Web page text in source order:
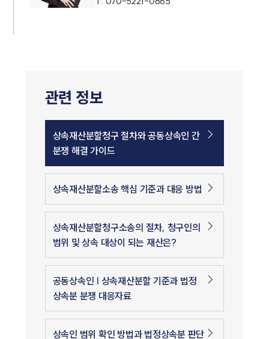
관련 정보
상속재산분할청구 절차와 공동상속인 간
분쟁 해결 가이드
상속재산분할소송 핵심 기준과 대응 방법
상속재산분할청구소송의 절차, 청구인의
범위 및 상속 대상이 되는 재산은?
공동상속인 | 상속재산분할 기준과 법정
상속분 분쟁 대응자료
상속인 범위 확인 방법과 법정상속분 판단